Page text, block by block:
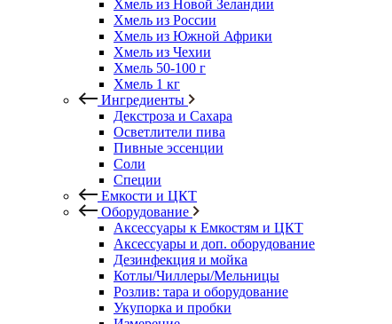
Хмель из Новой Зеландии
Хмель из России
Хмель из Южной Африки
Хмель из Чехии
Хмель 50-100 г
Хмель 1 кг
Ингредиенты
Декстроза и Сахара
Осветлители пива
Пивные эссенции
Соли
Специи
Емкости и ЦКТ
Оборудование
Аксессуары к Емкостям и ЦКТ
Аксессуары и доп. оборудование
Дезинфекция и мойка
Котлы/Чиллеры/Мельницы
Розлив: тара и оборудование
Укупорка и пробки